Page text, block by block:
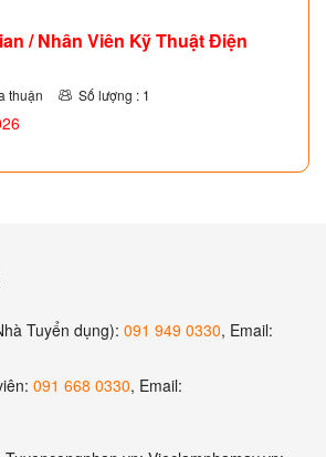
/ Nhân Viên Kỹ Thuật Điện
thuận Số lượng : 1
Tuyển dụng): 091 949 0330, Email:
091 668 0330, Email: